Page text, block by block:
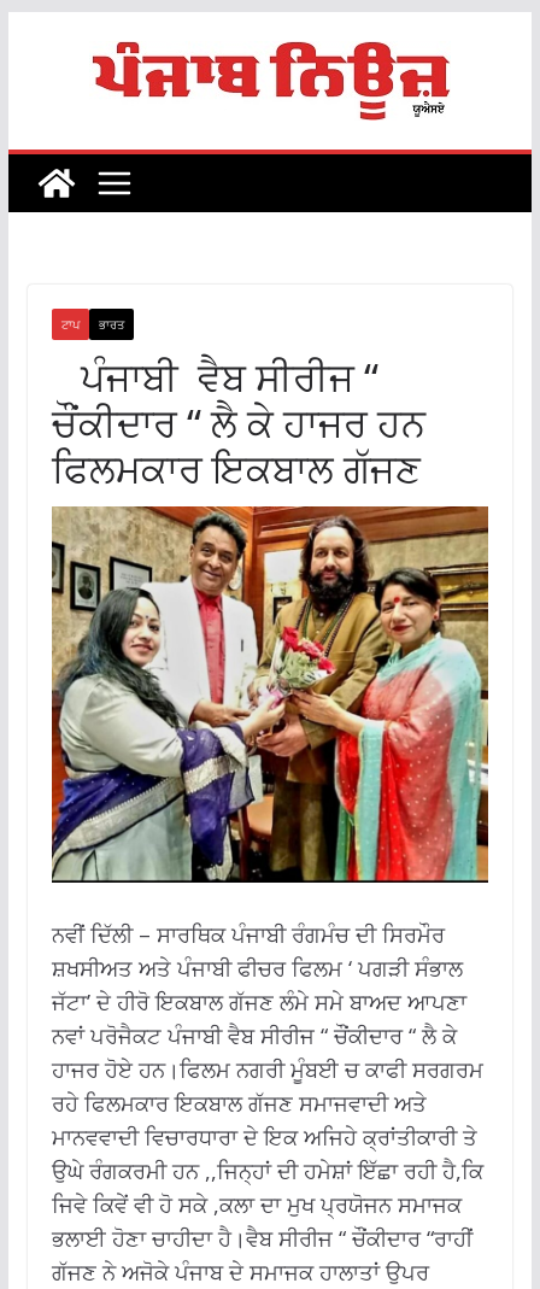
ਟਾਪ ਭਾਰਤ
ਪੰਜਾਬੀ ਵੈਬ ਸੀਰੀਜ “
ਚੌਂਕੀਦਾਰ “ ਲੈ ਕੇ ਹਾਜਰ ਹਨ
ਫਿਲਮਕਾਰ ਇਕਬਾਲ ਗੱਜਣ
ਨਵੀਂ ਦਿੱਲੀ – ਸਾਰਥਿਕ ਪੰਜਾਬੀ ਰੰਗਮੰਚ ਦੀ ਸਿਰਮੌਰ
ਸ਼ਖਸੀਅਤ ਅਤੇ ਪੰਜਾਬੀ ਫੀਚਰ ਫਿਲਮ ‘ ਪਗੜੀ ਸੰਭਾਲ
ਜੱਟਾ’ ਦੇ ਹੀਰੋ ਇਕਬਾਲ ਗੱਜਣ ਲੰਮੇ ਸਮੇ ਬਾਅਦ ਆਪਣਾ
ਨਵਾਂ ਪਰੋਜੈਕਟ ਪੰਜਾਬੀ ਵੈਬ ਸੀਰੀਜ “ ਚੌਂਕੀਦਾਰ “ ਲੈ ਕੇ
ਹਾਜਰ ਹੋਏ ਹਨ।ਫਿਲਮ ਨਗਰੀ ਮੂੰਬਈ ਚ ਕਾਫੀ ਸਰਗਰਮ
ਰਹੇ ਫਿਲਮਕਾਰ ਇਕਬਾਲ ਗੱਜਣ ਸਮਾਜਵਾਦੀ ਅਤੇ
ਮਾਨਵਵਾਦੀ ਵਿਚਾਰਧਾਰਾ ਦੇ ਇਕ ਅਜਿਹੇ ਕ੍ਰਾਂਤੀਕਾਰੀ ਤੇ
ਉਘੇ ਰੰਗਕਰਮੀ ਹਨ ,,ਜਿਨ੍ਹਾਂ ਦੀ ਹਮੇਸ਼ਾਂ ਇੱਛਾ ਰਹੀ ਹੈ,ਕਿ
ਜਿਵੇ ਕਿਵੇਂ ਵੀ ਹੋ ਸਕੇ ,ਕਲਾ ਦਾ ਮੁਖ ਪ੍ਰਯੋਜਨ ਸਮਾਜਕ
ਭਲਾਈ ਹੋਣਾ ਚਾਹੀਦਾ ਹੈ।ਵੈਬ ਸੀਰੀਜ “ ਚੌਂਕੀਦਾਰ “ਰਾਹੀਂ
ਗੱਜਣ ਨੇ ਅਜੋਕੇ ਪੰਜਾਬ ਦੇ ਸਮਾਜਕ ਹਾਲਾਤਾਂ ਉਪਰ